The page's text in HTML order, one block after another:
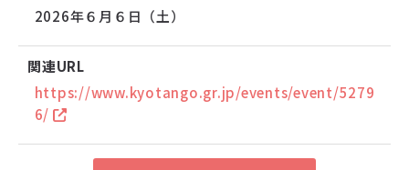
2026年６月６日（土）
関連URL
https://www.kyotango.gr.jp/events/event/5279
6/